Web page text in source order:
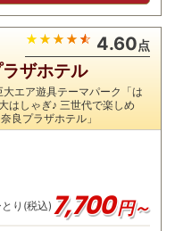
4.60点
ザホテル
エア遊具テーマパーク「は
はしゃぎ♪ 三世代で楽しめ
良プラザホテル」
り(税込) 7,700円～